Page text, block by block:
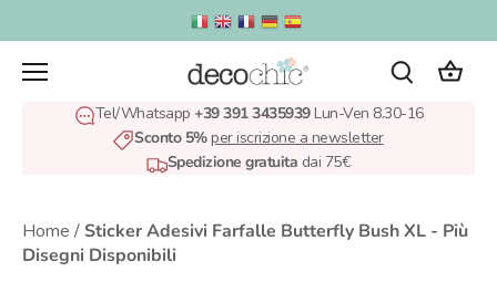
al
contenuto
Tel/Whatsapp +39 391 3435939Lun-Ven 8.30-16
Sconto 5%per iscrizione a newsletter
Spedizione gratuita dai 75€
Home / Sticker Adesivi Farfalle Butterfly Bush XL - Più
Disegni Disponibili